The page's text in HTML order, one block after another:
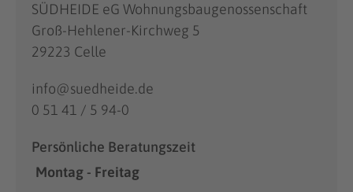
SÜDHEIDE eG Wohnungsbaugenossenschaft
Groß-Hehlener-Kirchweg 5
29223 Celle
info@suedheide.de
0 51 41 / 5 94-0
Persönliche Beratungszeit
Montag - Freitag